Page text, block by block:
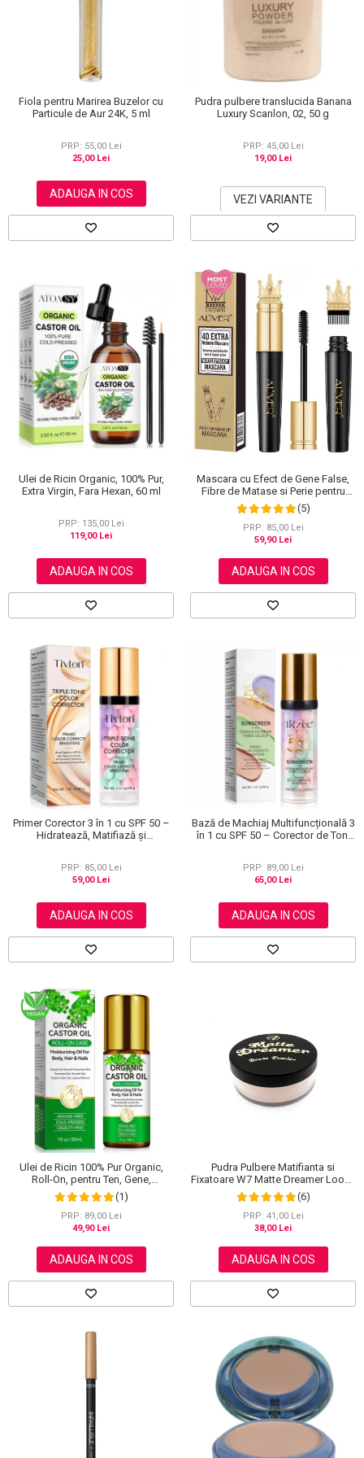
Scrub / Balsam de buze
Netestate pe Animale
Fiola pentru Marirea Buzelor cu
Particule de Aur 24K, 5 ml
PRP: 55,00 Lei
25,00 Lei
ADAUGA IN COS
Pudra pulbere translucida Banana
Luxury Scanlon, 02, 50 g
PRP: 45,00 Lei
19,00 Lei
VEZI VARIANTE
Ulei de Ricin Organic, 100% Pur,
Extra Virgin, Fara Hexan, 60 ml
PRP: 135,00 Lei
119,00 Lei
ADAUGA IN COS
Mascara cu Efect de Gene False,
Fibre de Matase si Perie pentru
Curbare, Aliver 4D Extra Volume,
Waterproof, Negru,10 g
(5)
PRP: 85,00 Lei
59,90 Lei
ADAUGA IN COS
Primer Corector 3 în 1 cu SPF 50 –
Hidratează, Matifiază și
PRP: 85,00 Lei
59,00 Lei
ADAUGA IN COS
Bază de Machiaj Multifuncțională 3
în 1 cu SPF 50 – Corector de Ton,
PRP: 89,00 Lei
65,00 Lei
ADAUGA IN COS
Ulei de Ricin 100% Pur Organic,
Roll-On, pentru Ten, Gene,
Sprancene, Unghii, 30 ml
(1)
PRP: 89,00 Lei
49,90 Lei
ADAUGA IN COS
Pudra Pulbere Matifianta si
Fixatoare W7 Matte Dreamer Loose
Powder - Classy Cameo, 20g
(6)
PRP: 41,00 Lei
38,00 Lei
ADAUGA IN COS